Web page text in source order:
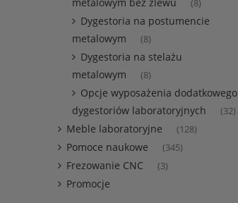
(8)
Dygestoria na postumencie
metalowym
(8)
Dygestoria na stelażu
metalowym
(8)
Opcje wyposażenia dodatkowego
dygestoriów laboratoryjnych
(32)
Meble laboratoryjne (128)
Pomoce naukowe (345)
Frezowanie CNC (3)
Promocje